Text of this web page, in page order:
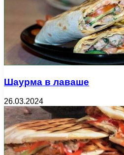
Шаурма в лаваше
26.03.2024